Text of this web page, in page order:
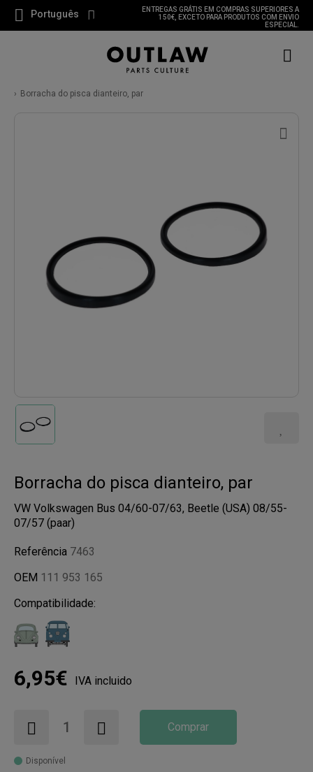
Português
ENTREGAS GRÁTIS EM COMPRAS SUPERIORES A
150€, EXCETO PARA PRODUTOS COM ENVIO
ESPECIAL.
Borracha do pisca dianteiro, par
Borracha do pisca dianteiro, par
VW Volkswagen Bus 04/60-07/63, Beetle (USA) 08/55-
07/57 (paar)
Referência 7463
OEM 111 953 165
Compatibilidade:
6,95€ IVA incluido
Comprar
Disponível